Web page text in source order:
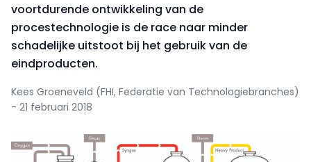
voortdurende ontwikkeling van de
procestechnologie is de race naar minder
schadelijke uitstoot bij het gebruik van de
eindproducten.
Kees Groeneveld (FHI, Federatie van Technologiebranches)
- 21 februari 2018